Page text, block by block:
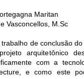
Maritan
Vasconcellos, M.Sc
de conclusão
arquitetônico
com a
e como este
empresa
e coordenação de
IFC do Revit.
assunto é muito
e integração de
descritos na live.